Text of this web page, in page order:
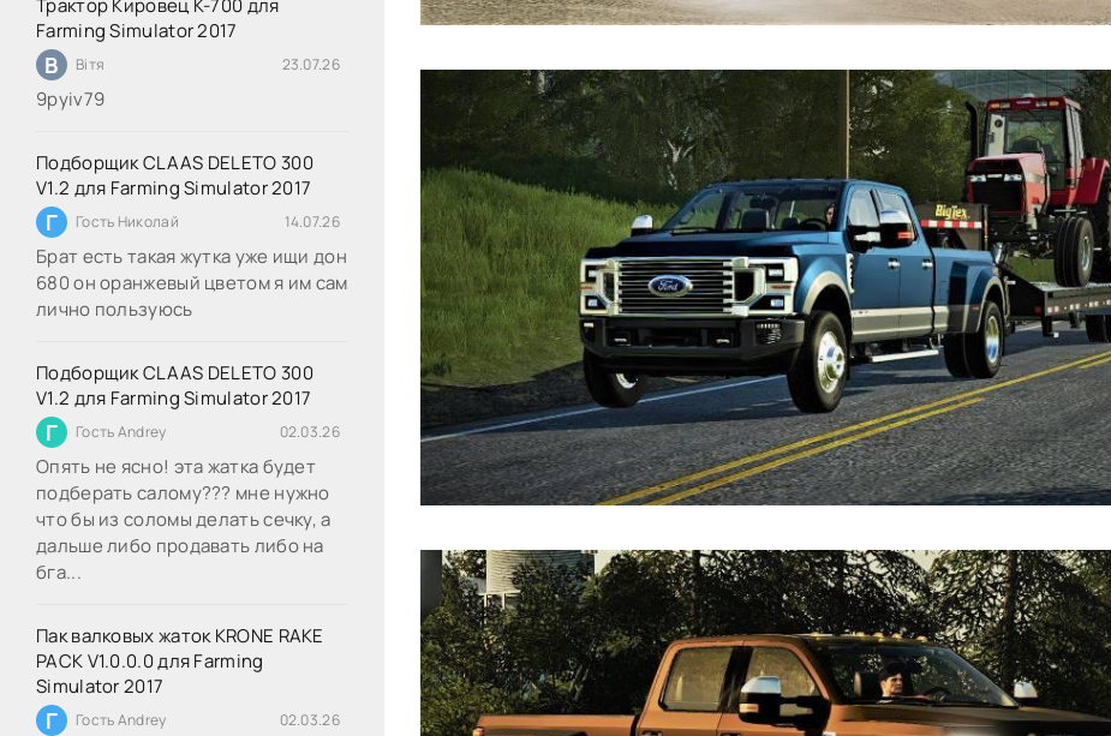
Трактор Кировец К-700 для
Farming Simulator 2017
В Вітя 23.07.26
9руіv79
Подборщик CLAAS DELETO 300
V1.2 для Farming Simulator 2017
Г Гость Николай 14.07.26
Брат есть такая жутка уже ищи дон
680 он оранжевый цветом я им сам
лично пользуюсь
Подборщик CLAAS DELETO 300
V1.2 для Farming Simulator 2017
Г Гость Andrey 02.03.26
Опять не ясно! эта жатка будет
подберать салому??? мне нужно
что бы из соломы делать сечку, а
дальше либо продавать либо на
бга...
Пак валковых жаток KRONE RAKE
PACK V1.0.0.0 для Farming
Simulator 2017
Г Гость Andrey 02.03.26